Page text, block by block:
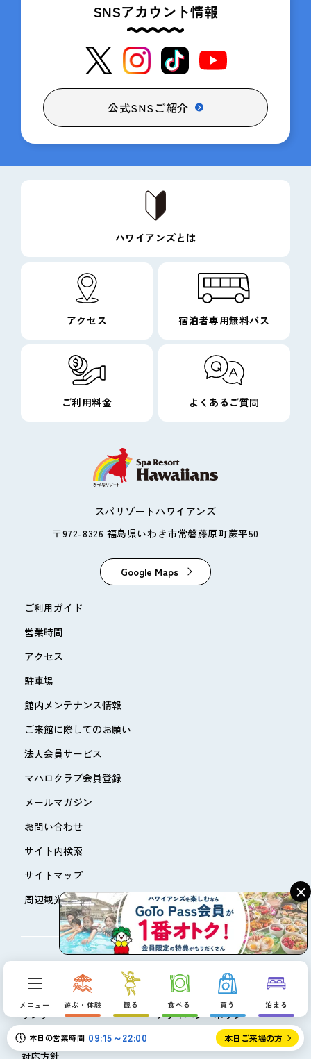
メニュー 遊ぶ・体験 観る 食べる 買う 泊まる
本日の営業時間 09:15～22:00 本日ご来場の方
×
SNSアカウント情報
公式SNSご紹介
ハワイアンズとは
アクセス 宿泊者専用無料バス
ご利用料金 よくあるご質問
スパリゾートハワイアンズ
〒972-8326 福島県いわき市常磐藤原町蕨平50
Google Maps
ご利用ガイド
営業時間
アクセス
駐車場
館内メンテナンス情報
ご来館に際してのお願い
法人会員サービス
マハロクラブ会員登録
メールマガジン
お問い合わせ
サイト内検索
サイトマップ
周辺観光
会社概要
スタッフ募集
ハワイアンズヒストリー
メディア関係の皆様へ
リンク
プライバシーポリシー
カスタマーハラスメントへの
対応方針